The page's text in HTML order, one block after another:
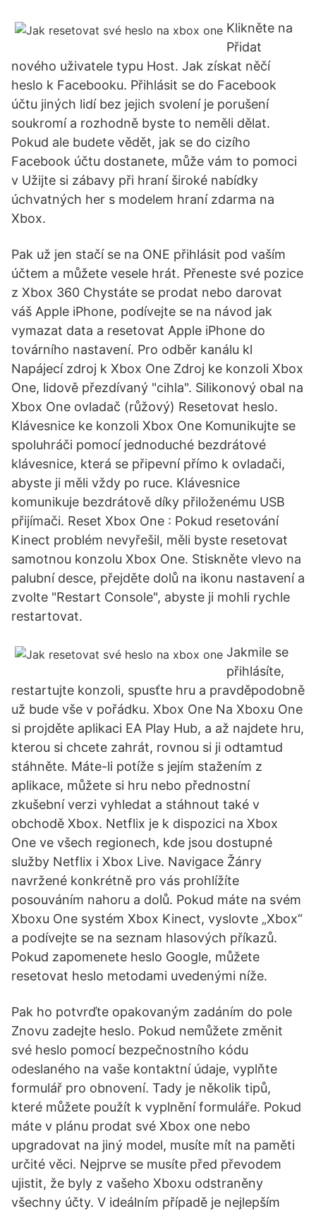
Klikněte na
Přidat
nového uživatele typu Host. Jak získat něčí
heslo k Facebooku. Přihlásit se do Facebook
účtu jiných lidí bez jejich svolení je porušení
soukromí a rozhodně byste to neměli dělat.
Pokud ale budete vědět, jak se do cizího
Facebook účtu dostanete, může vám to pomoci
v Užijte si zábavy při hraní široké nabídky
úchvatných her s modelem hraní zdarma na
Xbox.
Pak už jen stačí se na ONE přihlásit pod vaším
účtem a můžete vesele hrát. Přeneste své pozice
z Xbox 360 Chystáte se prodat nebo darovat
váš Apple iPhone, podívejte se na návod jak
vymazat data a resetovat Apple iPhone do
továrního nastavení. Pro odběr kanálu kl
Napájecí zdroj k Xbox One Zdroj ke konzoli Xbox
One, lidově přezdívaný "cihla". Silikonový obal na
Xbox One ovladač (růžový) Resetovat heslo.
Klávesnice ke konzoli Xbox One Komunikujte se
spoluhráči pomocí jednoduché bezdrátové
klávesnice, která se připevní přímo k ovladači,
abyste ji měli vždy po ruce. Klávesnice
komunikuje bezdrátově díky přiloženému USB
přijímači. Reset Xbox One : Pokud resetování
Kinect problém nevyřešil, měli byste resetovat
samotnou konzolu Xbox One. Stiskněte vlevo na
palubní desce, přejděte dolů na ikonu nastavení a
zvolte "Restart Console", abyste ji mohli rychle
restartovat.
Jakmile se
přihlásíte,
restartujte konzoli, spusťte hru a pravděpodobně
už bude vše v pořádku. Xbox One Na Xboxu One
si projděte aplikaci EA Play Hub, a až najdete hru,
kterou si chcete zahrát, rovnou si ji odtamtud
stáhněte. Máte-li potíže s jejím stažením z
aplikace, můžete si hru nebo přednostní
zkušební verzi vyhledat a stáhnout také v
obchodě Xbox. Netflix je k dispozici na Xbox
One ve všech regionech, kde jsou dostupné
služby Netflix i Xbox Live. Navigace Žánry
navržené konkrétně pro vás prohlížíte
posouváním nahoru a dolů. Pokud máte na svém
Xboxu One systém Xbox Kinect, vyslovte „Xbox“
a podívejte se na seznam hlasových příkazů.
Pokud zapomenete heslo Google, můžete
resetovat heslo metodami uvedenými níže.
Pak ho potvrďte opakovaným zadáním do pole
Znovu zadejte heslo. Pokud nemůžete změnit
své heslo pomocí bezpečnostního kódu
odeslaného na vaše kontaktní údaje, vyplňte
formulář pro obnovení. Tady je několik tipů,
které můžete použít k vyplnění formuláře. Pokud
máte v plánu prodat své Xbox one nebo
upgradovat na jiný model, musíte mít na paměti
určité věci. Nejprve se musíte před převodem
ujistit, že byly z vašeho Xboxu odstraněny
všechny účty. V ideálním případě je nejlepším